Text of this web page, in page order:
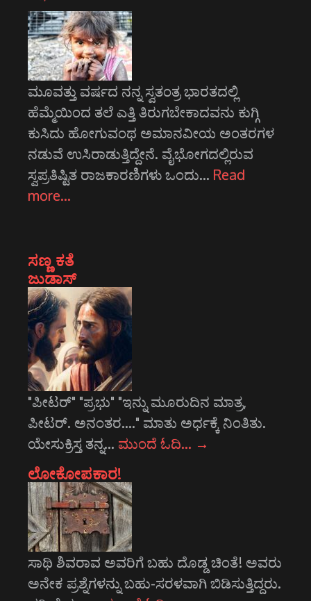
ಮೂವತ್ತು ವರ್ಷದ ನನ್ನ ಸ್ವತಂತ್ರ ಭಾರತದಲ್ಲಿ
ಹೆಮ್ಮೆಯಿಂದ ತಲೆ ಎತ್ತಿ ತಿರುಗಬೇಕಾದವನು ಕುಗ್ಗಿ
ಕುಸಿದು ಹೋಗುವಂಥ ಅಮಾನವೀಯ ಅಂತರಗಳ
ನಡುವೆ ಉಸಿರಾಡುತ್ತಿದ್ದೇನೆ. ವೈಭೋಗದಲ್ಲಿರುವ
ಸ್ವಪ್ರತಿಷ್ಟಿತ ರಾಜಕಾರಣಿಗಳು ಒಂದು… Read
more…
ಸಣ್ಣ ಕತೆ
ಜುಡಾಸ್
"ಪೀಟರ್" "ಪ್ರಭು" "ಇನ್ನು ಮೂರುದಿನ ಮಾತ್ರ,
ಪೀಟರ್. ಅನಂತರ...." ಮಾತು ಅರ್ಧಕ್ಕೆ ನಿಂತಿತು.
ಯೇಸುಕ್ರಿಸ್ತ ತನ್ನ… ಮುಂದೆ ಓದಿ… →
ಲೋಕೋಪಕಾರ!
ಸಾಥಿ ಶಿವರಾವ ಅವರಿಗೆ ಬಹು ದೊಡ್ಡ ಚಿಂತೆ! ಅವರು
ಅನೇಕ ಪ್ರಶ್ನೆಗಳನ್ನು ಬಹು-ಸರಳವಾಗಿ ಬಿಡಿಸುತ್ತಿದ್ದರು.